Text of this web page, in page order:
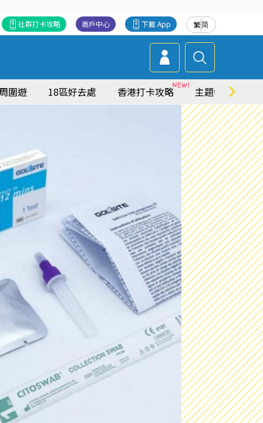
繁简
下載 App
商戶中心
社群打卡攻略
圍遊 18區好去處 香港打卡攻略 主題特集